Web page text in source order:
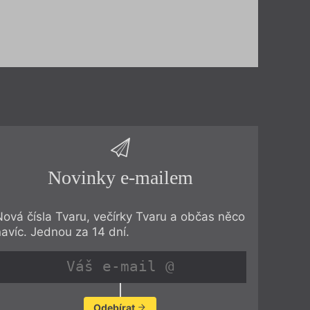
Novinky e-mailem
čísla Tvaru, večírky Tvaru a občas něco
Jednou za 14 dní.